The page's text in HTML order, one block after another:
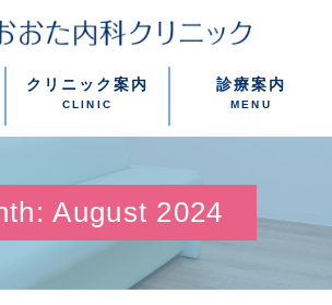
クリニック案内
CLINIC
診療案内
MENU
August 2024